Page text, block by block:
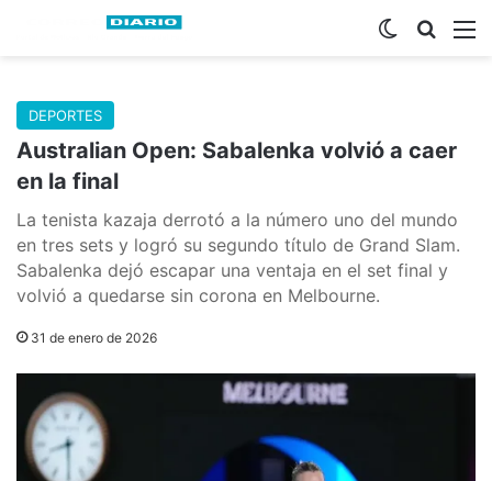
Buscar
Switch skin
DEPORTES
Australian Open: Sabalenka volvió a caer
en la final
La tenista kazaja derrotó a la número uno del mundo
en tres sets y logró su segundo título de Grand Slam.
Sabalenka dejó escapar una ventaja en el set final y
volvió a quedarse sin corona en Melbourne.
31 de enero de 2026